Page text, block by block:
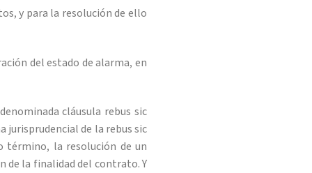
y para la resolución de ello
del estado de alarma, en
cláusula rebus sic
jurisprudencial de la rebus sic
término, la resolución de un
de la finalidad del contrato. Y